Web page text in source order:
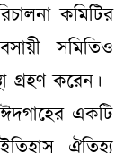
কমিটির
সমিতিও
গ্রহণ করেন।
একটি